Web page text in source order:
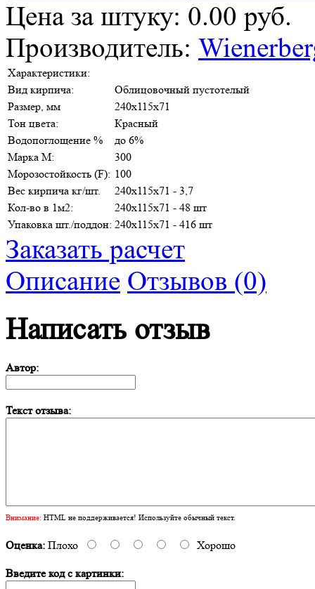
Цена за штуку: 0.00 руб.
Производитель:
Характеристики:
Вид кирпича:
Облицовочный пустотелый
Размер, мм
240х115х71
Тон цвета:
Красный
Водопоглощение %
до 6%
Марка М:
300
Морозостойкость (F): 100
Вес кирпича кг/шт.
240х115х71 - 3,7
Кол-во в 1м2:
240х115х71 - 48 шт
Упаковка шт./поддон: 240х115х71 - 416 шт
Заказать расчет
Описание Отзывов (0)
Написать отзыв
Автор:
Текст отзыва:
Внимание: HTML не поддерживается! Используйте обычный текст.
Оценка: Плохо Хорошо
Введите код с картинки: